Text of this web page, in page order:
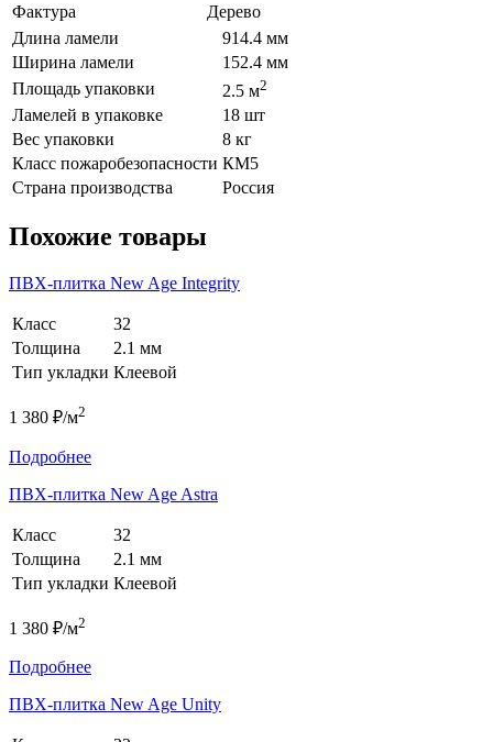
Фактура
Дерево
Длина ламели
914.4 мм
Ширина ламели
152.4 мм
Площадь упаковки
2.5 м2
Ламелей в упаковке
18 шт
Вес упаковки
8 кг
Класс пожаробезопасности КМ5
Страна производства
Россия
Похожие товары
ПВХ-плитка New Age Integrity
Класс
32
Толщина
2.1 мм
Тип укладки Клеевой
1 380 ₽/м2
Подробнее
ПВХ-плитка New Age Astra
Класс
32
Толщина
2.1 мм
Тип укладки Клеевой
1 380 ₽/м2
Подробнее
ПВХ-плитка New Age Unity